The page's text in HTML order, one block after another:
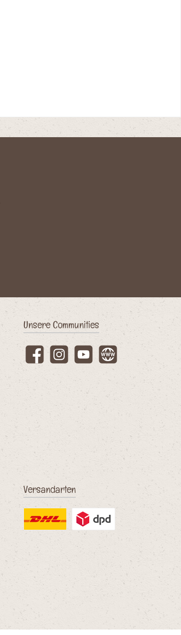
Unsere Communities
FacebookInstagramYouTubeWebsite
Versandarten
DHL DPD Ausland